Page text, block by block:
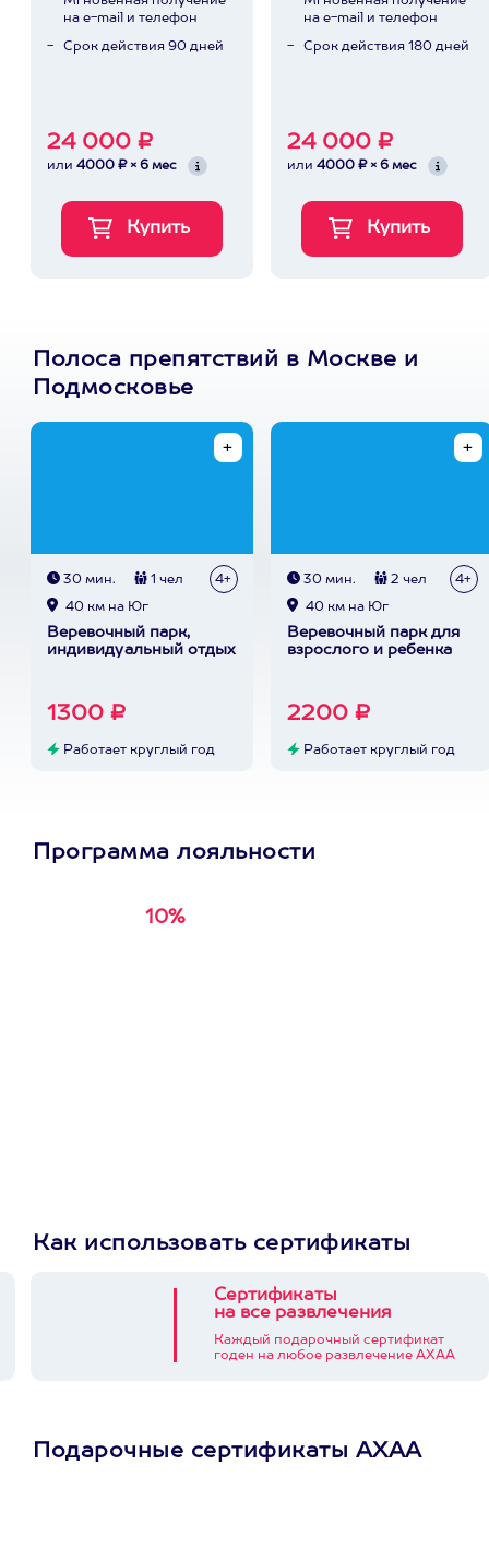
на e-mail и телефон
Срок действия 90 дней
24 000 ₽
или 4000 ₽ × 6 мес
на e-mail и телефон
Срок действия 180 дней
24 000 ₽
или 4000 ₽ × 6 мес
Полоса препятствий в Москве и
Подмосковье
30 мин. 1 чел 4+
40 км на Юг
Веревочный парк,
индивидуальный отдых
1300 ₽
Работает круглый год
30 мин. 2 чел 4+
40 км на Юг
Веревочный парк для
взрослого и ребенка
2200 ₽
Работает круглый год
Программа лояльности
10%
Как использовать сертификаты
Сертификаты
на все развлечения
Каждый подарочный сертификат
годен на любое развлечение АХАА
Подарочные сертификаты АХАА